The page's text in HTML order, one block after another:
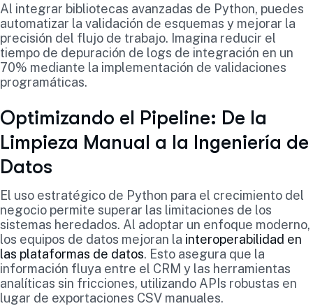
Al integrar bibliotecas avanzadas de Python, puedes
automatizar la validación de esquemas y mejorar la
precisión del flujo de trabajo. Imagina reducir el
tiempo de depuración de logs de integración en un
70% mediante la implementación de validaciones
programáticas.
Optimizando el Pipeline: De la
Limpieza Manual a la Ingeniería de
Datos
El uso estratégico de Python para el crecimiento del
negocio permite superar las limitaciones de los
sistemas heredados. Al adoptar un enfoque moderno,
los equipos de datos mejoran la interoperabilidad en
las plataformas de datos. Esto asegura que la
información fluya entre el CRM y las herramientas
analíticas sin fricciones, utilizando APIs robustas en
lugar de exportaciones CSV manuales.